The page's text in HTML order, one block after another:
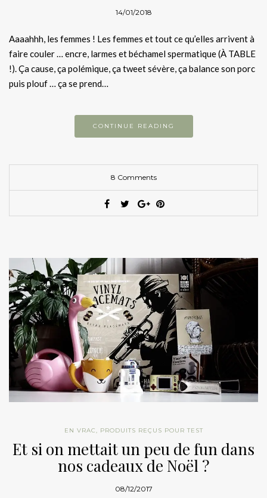
14/01/2018
Aaaahhh, les femmes ! Les femmes et tout ce qu’elles arrivent à
faire couler … encre, larmes et béchamel spermatique (À TABLE
!). Ça cause, ça polémique, ça tweet sévère, ça balance son porc
puis plouf … ça se prend…
CONTINUE READING
8 Comments
EN VRAC, PRODUITS REÇUS POUR TEST
Et si on mettait un peu de fun dans
nos cadeaux de Noël ?
08/12/2017